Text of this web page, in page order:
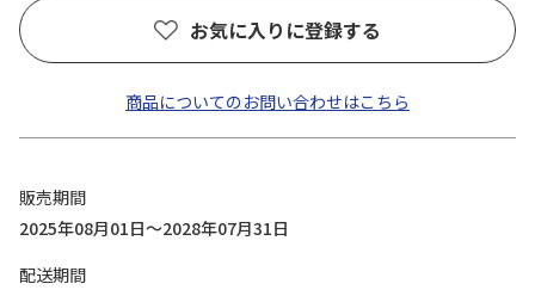
お気に入りに登録する
商品についてのお問い合わせはこちら
販売期間
2025年08月01日～2028年07月31日
配送期間